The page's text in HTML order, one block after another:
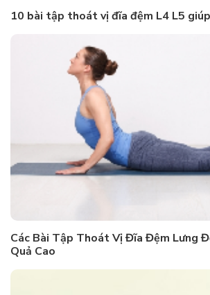
10 bài tập thoát vị đĩa đệm L4 L5
Các Bài Tập Thoát Vị Đĩa Đệm Lưng
Quả Cao